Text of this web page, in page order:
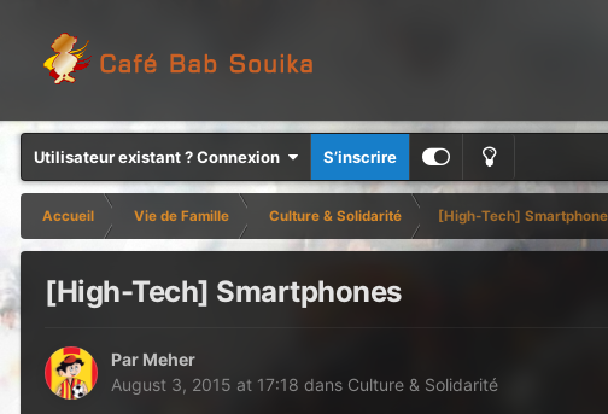
Utilisateur existant ? Connexion S’inscrire
Accueil Vie de Famille Culture & Solidarité
[High-Tech]
[High-Tech] Smartphones
Par Meher
August 3, 2015 at 17:18 dans Culture & Solidarité